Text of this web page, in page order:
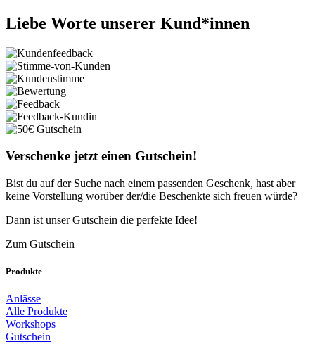
Liebe Worte unserer Kund*innen
Verschenke jetzt einen Gutschein!
Bist du auf der Suche nach einem passenden Geschenk, hast aber
keine Vorstellung worüber der/die Beschenkte sich freuen würde?
Dann ist unser Gutschein die perfekte Idee!
Zum Gutschein
Produkte
Anlässe
Alle Produkte
Workshops
Gutschein